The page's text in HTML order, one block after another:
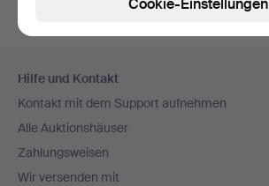
Navigation
Hilfe und Kontakt
Kontakt mit dem Support aufnehmen
Alle Auktionshäuser
Zahlungsweisen
Wir versenden mit